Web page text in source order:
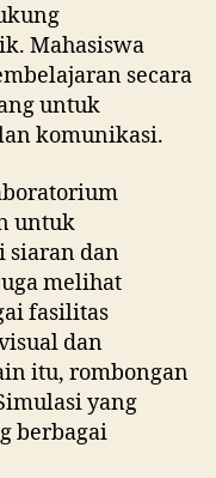
Mahasiswa
secara
untuk
komunikasi.
untuk
siaran dan
melihat
fasilitas
dan
itu, rombongan
yang
berbagai